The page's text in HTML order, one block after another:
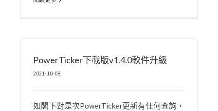
PowerTicker下載版v1.4.0軟件升級
2021-10-08
如閣下對是次PowerTicker更新有任何查詢，